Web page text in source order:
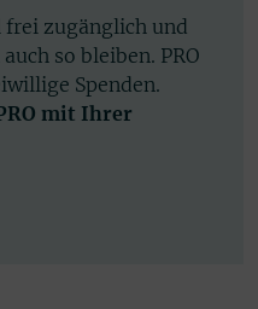
frei zugänglich und
so bleiben. PRO
Spenden.
mit Ihrer